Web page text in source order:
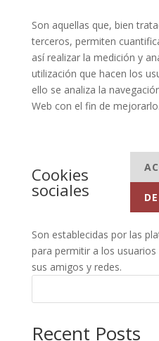
Son aquellas que, bien
terceros, permiten
así realizar la medición y
utilización que hacen los
ello se analiza la
Web con el fin de mejorarlo.
Cookies
sociales
Son establecidas por las
para permitir a los
sus amigos y redes.
Recent Posts